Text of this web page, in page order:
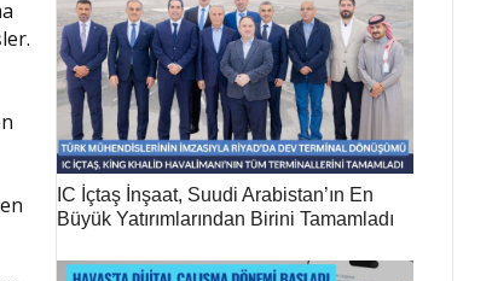
IC İçtaş İnşaat, Suudi Arabistan’ın En
Büyük Yatırımlarından Birini Tamamladı